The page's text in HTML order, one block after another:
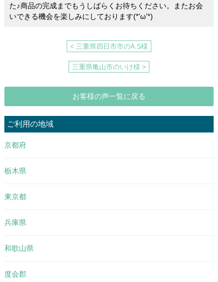
た♪商品の完成までもうしばらくお待ちください。またお会
いできる機会を楽しみにしております(*'ω'*)
< 三重県四日市市のA.S様
三重県亀山市のいけ様 >
お客様の声一覧に戻る
ご利用の地域
京都府
栃木県
東京都
兵庫県
和歌山県
度会郡